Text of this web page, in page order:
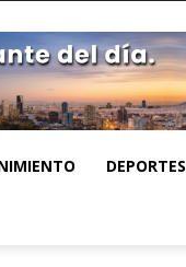
DEPORTES